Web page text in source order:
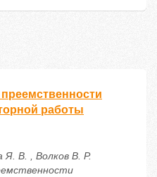
работы
В. , Волков В. Р.